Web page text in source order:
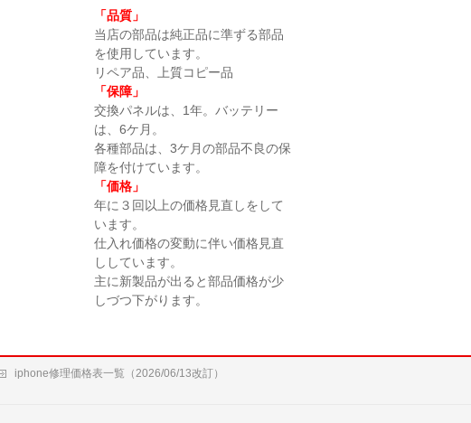
「品質」
当店の部品は純正品に準ずる部品
を使用しています。
リペア品、上質コピー品
「保障」
交換パネルは、1年。バッテリー
は、6ケ月。
各種部品は、3ケ月の部品不良の保
障を付けています。
「価格」
年に３回以上の価格見直しをして
います。
仕入れ価格の変動に伴い価格見直
ししています。
主に新製品が出ると部品価格が少
しづつ下がります。
iphone修理価格表一覧（2026/06/13改訂）